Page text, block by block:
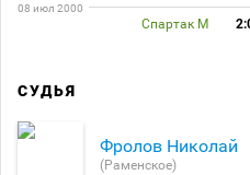
08 июл 2000
Спартак М
СУДЬЯ
Фролов Николай
(Раменское)